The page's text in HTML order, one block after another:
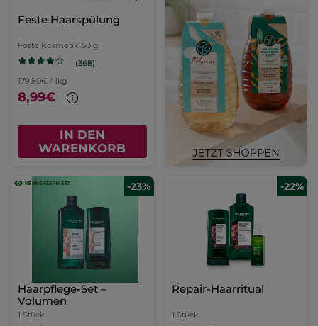
Feste Haarspülung
Feste Kosmetik 50 g
(368)
179,80€ / 1kg
8,99€
IN DEN
WARENKORB
-23%
Haarpflege-Set –
Volumen
1 Stück
-22%
Repair-Haarritual
1 Stück